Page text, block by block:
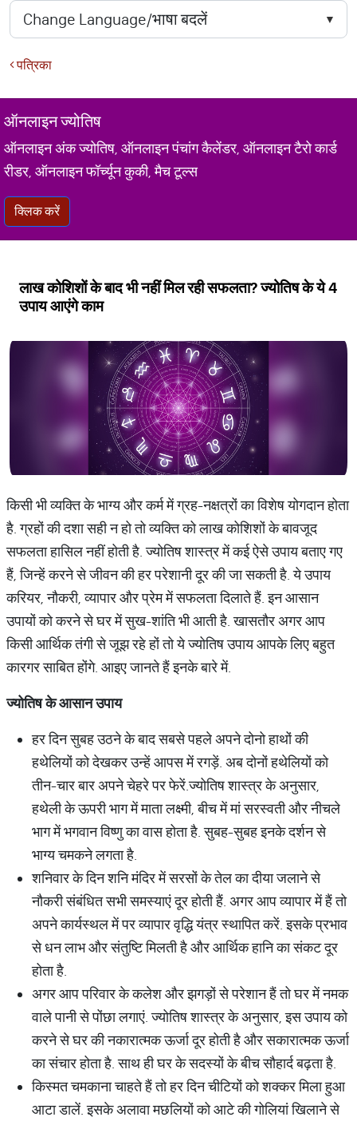
पत्रिका
ऑनलाइन ज्योतिष
ऑनलाइन अंक ज्योतिष, ऑनलाइन पंचांग कैलेंडर, ऑनलाइन टैरो कार्ड
रीडर, ऑनलाइन फॉर्च्यून कुकी, मैच टूल्स
क्लिक करें
लाख कोशिशों के बाद भी नहीं मिल रही सफलता? ज्योतिष के ये 4
उपाय आएंगे काम
किसी भी व्यक्ति के भाग्य और कर्म में ग्रह-नक्षत्रों का विशेष योगदान होता
है. ग्रहों की दशा सही न हो तो व्यक्ति को लाख कोशिशों के बावजूद
सफलता हासिल नहीं होती है. ज्योतिष शास्त्र में कई ऐसे उपाय बताए गए
हैं, जिन्हें करने से जीवन की हर परेशानी दूर की जा सकती है. ये उपाय
करियर, नौकरी, व्यापार और प्रेम में सफलता दिलाते हैं. इन आसान
उपायों को करने से घर में सुख-शांति भी आती है. खासतौर अगर आप
किसी आर्थिक तंगी से जूझ रहे हों तो ये ज्योतिष उपाय आपके लिए बहुत
कारगर साबित होंगे. आइए जानते हैं इनके बारे में.
ज्योतिष के आसान उपाय
हर दिन सुबह उठने के बाद सबसे पहले अपने दोनो हाथों की
हथेलियों को देखकर उन्हें आपस में रगड़ें. अब दोनों हथेलियों को
तीन-चार बार अपने चेहरे पर फेरें.ज्योतिष शास्त्र के अनुसार,
हथेली के ऊपरी भाग में माता लक्ष्मी, बीच में मां सरस्वती और नीचले
भाग में भगवान विष्णु का वास होता है. सुबह-सुबह इनके दर्शन से
भाग्य चमकने लगता है.
शनिवार के दिन शनि मंदिर में सरसों के तेल का दीया जलाने से
नौकरी संबंधित सभी समस्याएं दूर होती हैं. अगर आप व्यापार में हैं तो
अपने कार्यस्थल में पर व्यापार वृद्धि यंत्र स्थापित करें. इसके प्रभाव
से धन लाभ और संतुष्टि मिलती है और आर्थिक हानि का संकट दूर
होता है.
अगर आप परिवार के कलेश और झगड़ों से परेशान हैं तो घर में नमक
वाले पानी से पोंछा लगाएं. ज्योतिष शास्त्र के अनुसार, इस उपाय को
करने से घर की नकारात्मक ऊर्जा दूर होती है और सकारात्मक ऊर्जा
का संचार होता है. साथ ही घर के सदस्यों के बीच सौहार्द बढ़ता है.
किस्मत चमकाना चाहते हैं तो हर दिन चीटियों को शक्कर मिला हुआ
आटा डालें. इसके अलावा मछलियों को आटे की गोलियां खिलाने से